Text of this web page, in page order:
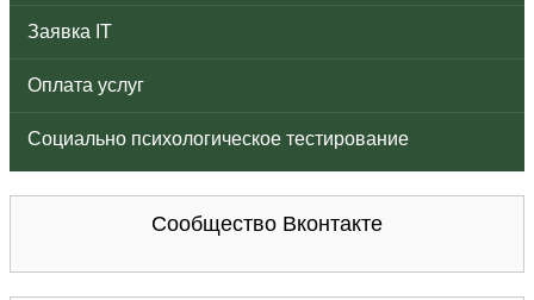
Заявка IT
Оплата услуг
Социально психологическое тестирование
Сообщество Вконтакте